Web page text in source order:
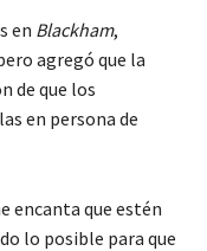
en Blackham,
agregó que la
de que los
en persona de
encanta que estén
lo posible para que